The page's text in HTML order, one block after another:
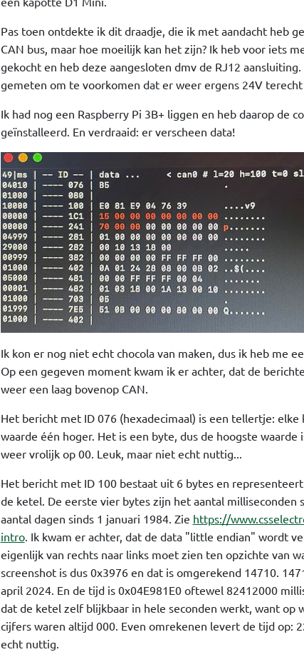
Pas toen ontdekte ik dit draadje, die ik met aandacht heb
CAN bus, maar hoe moeilijk kan het zijn? Ik heb voor iets
gekocht en heb deze aangesloten dmv de RJ12
gemeten om te voorkomen dat er weer ergens 24V
Ik had nog een Raspberry Pi 3B+ liggen en heb daarop de
geïnstalleerd. En verdraaid: er verscheen data!
Ik kon er nog niet echt chocola van maken, dus ik heb me
Op een gegeven moment kwam ik er achter, dat de
weer een laag bovenop CAN.
Het bericht met ID 076 (hexadecimaal) is een tellertje: elke
waarde één hoger. Het is een byte, dus de hoogste waarde
weer vrolijk op 00. Leuk, maar niet echt nuttig...
Het bericht met ID 100 bestaat uit 6 bytes en
de ketel. De eerste vier bytes zijn het aantal milliseconden
aantal dagen sinds 1 januari 1984. Zie https://
intro. Ik kwam er achter, dat de data "little endian" wordt
eigenlijk van rechts naar links moet zien ten opzichte van
screenshot is dus 0x3976 en dat is omgerekend 14710.
april 2024. En de tijd is 0x04E981E0 oftewel 82412000
dat de ketel zelf blijkbaar in hele seconden werkt, want op
cijfers waren altijd 000. Even omrekenen levert de tijd op:
echt nuttig.